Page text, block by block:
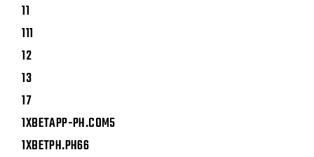
11
111
12
13
17
1XBETAPP-PH.COM5
1XBETPH.PH66